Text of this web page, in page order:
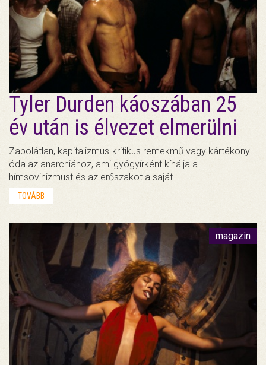
Tyler Durden káoszában 25
év után is élvezet elmerülni
Zabolátlan, kapitalizmus-kritikus remekmű vagy kártékony
óda az anarchiához, ami gyógyírként kínálja a
hímsovinizmust és az erőszakot a saját…
TOVÁBB
magazin